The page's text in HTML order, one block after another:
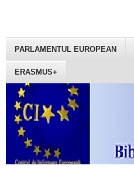
PARLAMENTUL EUROPEAN
ERASMUS+